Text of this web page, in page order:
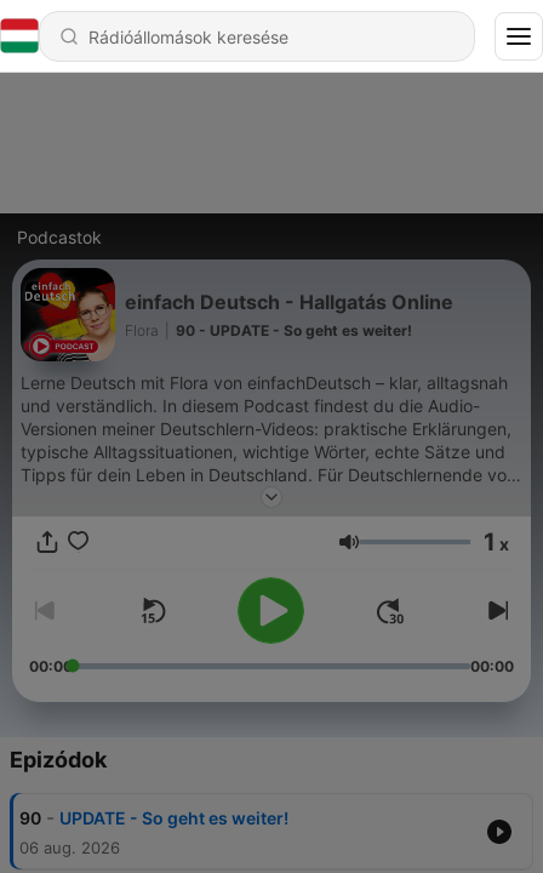
Podcastok
einfach Deutsch - Hallgatás Online
Flora 90 - UPDATE - So geht es weiter!
Lerne Deutsch mit Flora von einfachDeutsch – klar, alltagsnah
und verständlich. In diesem Podcast findest du die Audio-
Versionen meiner Deutschlern-Videos: praktische Erklärungen,
typische Alltagssituationen, wichtige Wörter, echte Sätze und
Tipps für dein Leben in Deutschland. Für Deutschlernende von
A2 bis B2, die ihr Hörverstehen verbessern, ihren Wortschatz
Videos!
Hangerő 1 x
00:00 00:00
Epizódok
90 - UPDATE - So geht es weiter!
06 aug. 2026